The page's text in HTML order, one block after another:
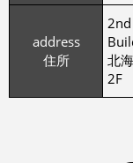
address
住所
北
2F